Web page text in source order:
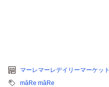
マーレマーレデイリーマーケット
mâRe mâRe